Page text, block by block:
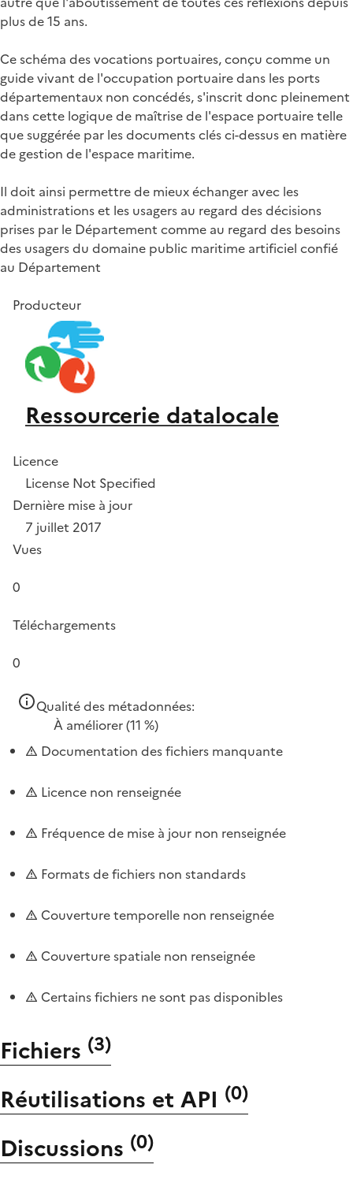
plus de 15 ans.
Ce schéma des vocations portuaires, conçu comme un
guide vivant de l'occupation portuaire dans les ports
départementaux non concédés, s'inscrit donc pleinement
dans cette logique de maîtrise de l'espace portuaire telle
que suggérée par les documents clés ci-dessus en matière
de gestion de l'espace maritime.
Il doit ainsi permettre de mieux échanger avec les
administrations et les usagers au regard des décisions
prises par le Département comme au regard des besoins
des usagers du domaine public maritime artificiel confié
au Département
Producteur
Ressourcerie datalocale
Licence
License Not Specified
Dernière mise à jour
7 juillet 2017
Vues
0
Téléchargements
0
Qualité des métadonnées:
À améliorer(11 %)
Documentation des fichiers manquante
Licence non renseignée
Fréquence de mise à jour non renseignée
Formats de fichiers non standards
Couverture temporelle non renseignée
Couverture spatiale non renseignée
Certains fichiers ne sont pas disponibles
Fichiers (3)
Réutilisations et API (0)
Discussions (0)